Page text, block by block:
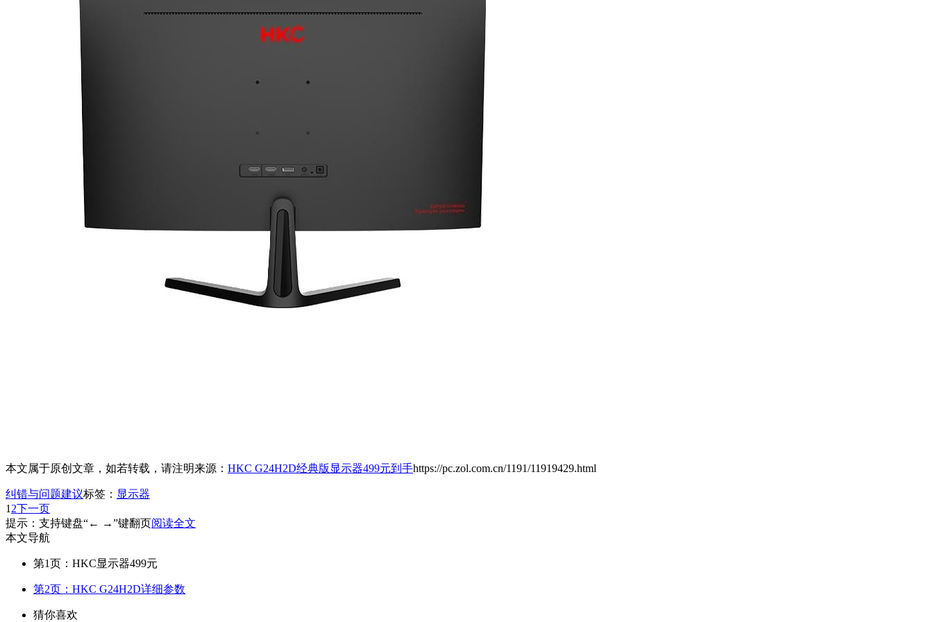
本文属于原创文章，如若转载，请注明来源： HKC G24H2D经典版显示器499元到手https://pc.zol.com.cn/1191/11919429.html
纠错与问题建议标签： 显示器
1 2下一页
提示：支持键盘“← →”键翻页阅读全文
本文导航
第1页：HKC显示器499元
第2页：HKC G24H2D详细参数
猜你喜欢